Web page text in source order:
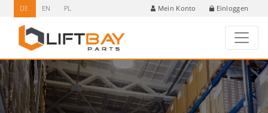
DE EN PL Mein Konto Einloggen